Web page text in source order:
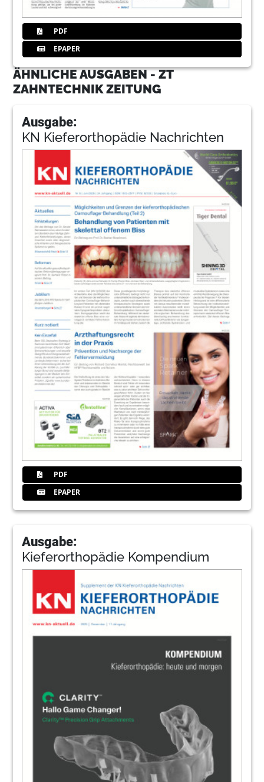
PDF
EPAPER
ÄHNLICHE AUSGABEN - ZT
ZAHNTECHNIK ZEITUNG
Ausgabe:
KN Kieferorthopädie Nachrichten
PDF
EPAPER
Ausgabe:
Kieferorthopädie Kompendium